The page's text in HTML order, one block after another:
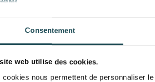
Consentement
web utilise des cookies.
cookies nous permettent de personnaliser